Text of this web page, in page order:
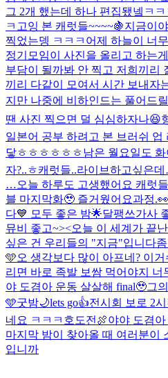
그 2개 했는데 하나 편집됐넼ㅋ
ㅋ 고잉 본 캐럿들~~~~🍇지금이
찍었는뎅 ㅋㅋㅋ 어제 하늘이 너
정기모임이 사진을 올리고 하는
부담이 될까봐 안 찍고 저희끼리
끼리 다같이 모여서 시간 보내자
지만 나중에 비하인드는 풀어드
땐 사진 찍으면 덜 심심하자나😆
일본어 공부 하려고 본 브러쉬 업
닿ㅎㅎㅎㅎㅎㅎ남은 월요일도
자?..ㅎ캐럿들..라이브하고싶은
…오늘 하루도 고생했어요 캐럿
블 마지막화🥹 즐거웠어요과정.👀
다💙 모두 좋은 밤🌟달팽쓰가사
뮤비 좋고~><오늘 이 세계가 끝
싶은 건 우리들의 "지금"입니다
🩵오 생각보다 많이 아프네? 이거
리면 바로 족발 보쌈 먹어야지
야 도겸아 운동 살살해 final🥹그
🩵굿밤🌙lets go👍전시회 보로 2
네요 ㅋㅋㅋ 호도전🍖야야 도겸
마지막 밤이 찾아올 때 여러분이
입니까